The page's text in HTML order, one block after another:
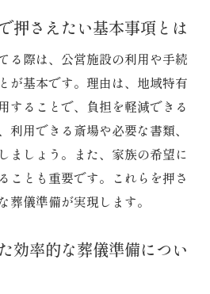
効率的な葬儀の流れ解説
を行う流れと準備の工夫
るための公営施設利用方法
に押さえたい注意ポイント
の利用と予約手順を解説
できる葬儀進行の鍵とは
斎場利用計画の立て方
ぶ際に意識したい点
を選ぶ時の大切なチェック項
押さえたい基本事項とは
る際は、公営施設の利用や手続
が基本です。理由は、地域特有
することで、負担を軽減できる
利用できる斎場や必要な書類、
ましょう。また、家族の希望に
ことも重要です。これらを押さ
葬儀準備が実現します。
効率的な葬儀準備につい